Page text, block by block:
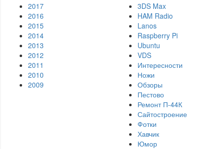
2017
2016
2015
2014
2013
2012
2011
2010
2009
3DS Max
HAM Radio
Lanos
Raspberry Pi
Ubuntu
VDS
Интересности
Ножи
Обзоры
Пестово
Ремонт П-44К
Сайтостроение
Фотки
Хавчик
Юмор